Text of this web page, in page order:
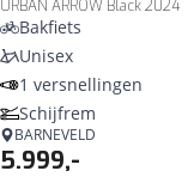
URBAN ARROW Black 2024
Bakfiets
Unisex
1 versnellingen
Schijfrem
BARNEVELD
5.999,-